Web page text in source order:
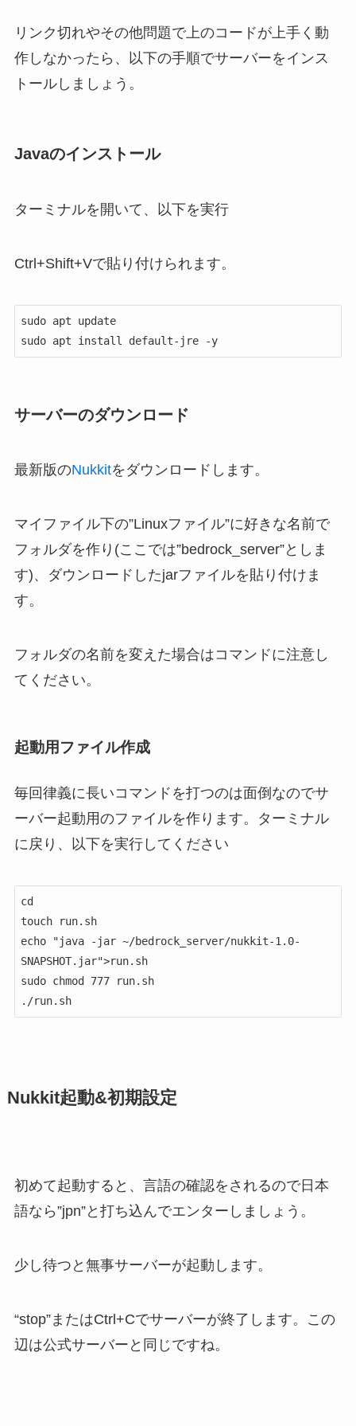
リンク切れやその他問題で上のコードが上手く動
作しなかったら、以下の手順でサーバーをインス
トールしましょう。
Javaのインストール
ターミナルを開いて、以下を実行
Ctrl+Shift+Vで貼り付けられます。
sudo apt update
sudo apt install default-jre -y
サーバーのダウンロード
最新版のNukkitをダウンロードします。
マイファイル下の”Linuxファイル”に好きな名前で
フォルダを作り(ここでは”bedrock_server”としま
す)、ダウンロードしたjarファイルを貼り付けま
す。
フォルダの名前を変えた場合はコマンドに注意し
てください。
起動用ファイル作成
毎回律義に長いコマンドを打つのは面倒なのでサ
ーバー起動用のファイルを作ります。ターミナル
に戻り、以下を実行してください
cd
touch run.sh
echo "java -jar ~/bedrock_server/nukkit-1.0-
SNAPSHOT.jar">run.sh
sudo chmod 777 run.sh
./run.sh
Nukkit起動&初期設定
初めて起動すると、言語の確認をされるので日本
語なら”jpn”と打ち込んでエンターしましょう。
少し待つと無事サーバーが起動します。
“stop”またはCtrl+Cでサーバーが終了します。この
辺は公式サーバーと同じですね。